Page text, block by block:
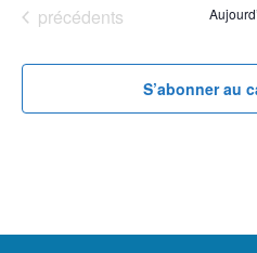
Évènements
précédents
S’abonner au